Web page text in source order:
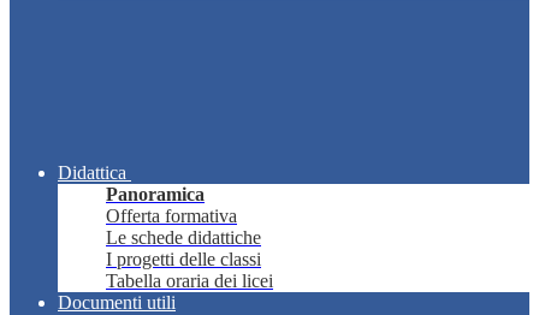
Didattica
Panoramica
Offerta formativa
Le schede didattiche
I progetti delle classi
Tabella oraria dei licei
Documenti utili